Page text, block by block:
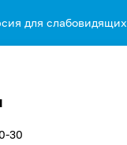
для слабовидящих
30